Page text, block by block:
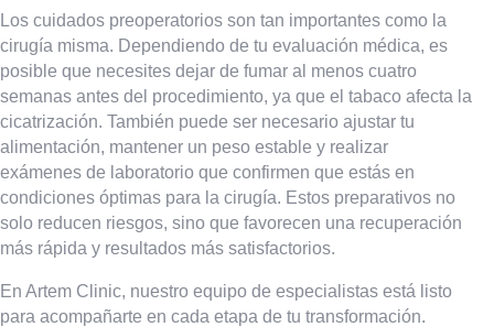
Los cuidados preoperatorios son tan importantes como la
cirugía misma. Dependiendo de tu evaluación médica, es
posible que necesites dejar de fumar al menos cuatro
semanas antes del procedimiento, ya que el tabaco afecta la
cicatrización. También puede ser necesario ajustar tu
alimentación, mantener un peso estable y realizar
exámenes de laboratorio que confirmen que estás en
condiciones óptimas para la cirugía. Estos preparativos no
solo reducen riesgos, sino que favorecen una recuperación
más rápida y resultados más satisfactorios.
En Artem Clinic, nuestro equipo de especialistas está listo
para acompañarte en cada etapa de tu transformación.